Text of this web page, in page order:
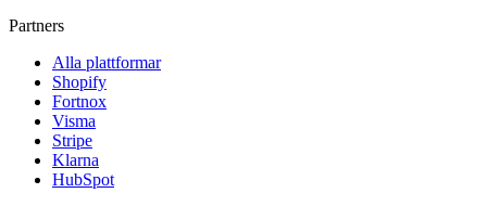
Partners
Alla plattformar
Shopify
Fortnox
Visma
Stripe
Klarna
HubSpot